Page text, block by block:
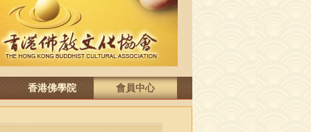
香港佛學院 會員中心